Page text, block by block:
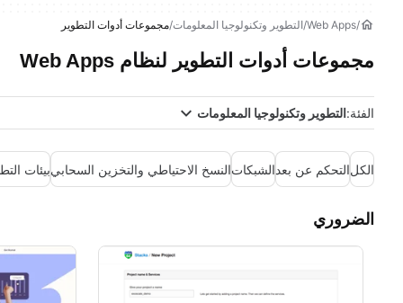
Web Apps التطوير وتكنولوجيا المعلومات مجموعات أدوات التطوير
مجموعات أدوات التطوير لنظام Web Apps
الفئة:التطوير وتكنولوجيا المعلومات
الكلالتحكم عن بعدالشبكاتالنسخ الاحتياطي والتخزين السحابيبيئات
الضروري